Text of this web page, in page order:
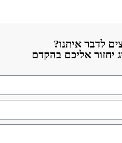
לדבר איתנו?
יחזור אליכם בהקדם